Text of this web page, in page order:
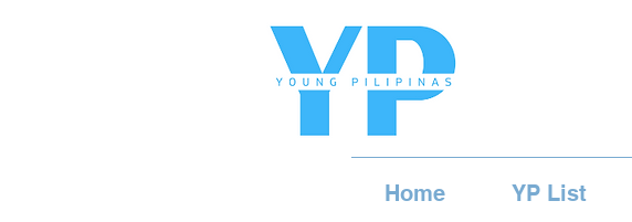
Home YP List